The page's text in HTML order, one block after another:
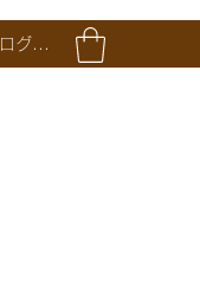
ログイン